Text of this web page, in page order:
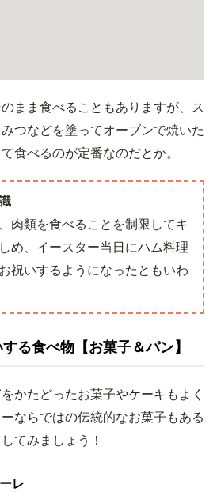
まま食べることもありますが、ス
つなどを塗ってオーブンで焼いた
食べるのが定番なのだとか。
肉類を食べることを制限してキ
め、イースター当日にハム料理
祝いするようになったともいわ
る食べ物【お菓子＆パン】
かたどったお菓子やケーキもよく
ならではの伝統的なお菓子もある
てみましょう！
レ